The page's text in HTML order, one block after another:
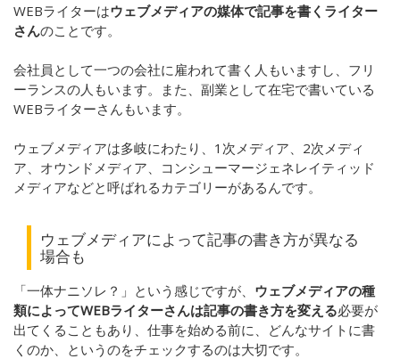
WEBライターはウェブメディアの媒体で記事を書くライター
さんのことです。
会社員として一つの会社に雇われて書く人もいますし、フリ
ーランスの人もいます。また、副業として在宅で書いている
WEBライターさんもいます。
ウェブメディアは多岐にわたり、1次メディア、2次メディ
ア、オウンドメディア、コンシューマージェネレイティッド
メディアなどと呼ばれるカテゴリーがあるんです。
ウェブメディアによって記事の書き方が異なる
場合も
「一体ナニソレ？」という感じですが、 ウェブメディアの種
類によってWEBライターさんは記事の書き方を変える必要が
出てくることもあり、仕事を始める前に、どんなサイトに書
くのか、というのをチェックするのは大切です。